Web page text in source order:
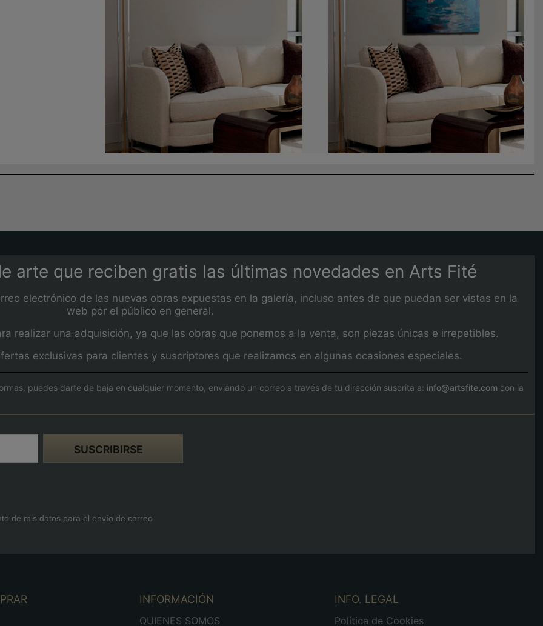
arte que reciben gratis las últimas novedades en Arts Fité
electrónico de las nuevas obras expuestas en la galería, incluso antes de que puedan ser vistas en la
web por el público en general.
realizar una adquisición, ya que las obras que ponemos a la venta, son piezas únicas e irrepetibles.
exclusivas para clientes y suscriptores que realizamos en algunas ocasiones especiales.
puedes darte de baja en cualquier momento, enviando un correo a través de tu dirección suscrita a: info@artsfite.com con la
de mis datos para el envío de correo
INFORMACIÓN
QUIENES SOMOS
INFO. LEGAL
Política de Cookies